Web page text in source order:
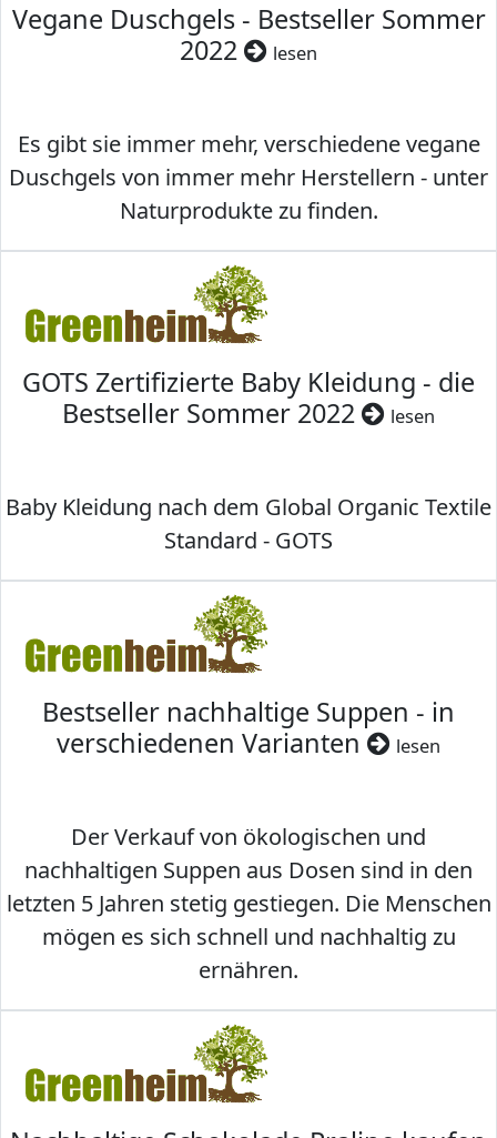
Vegane Duschgels - Bestseller Sommer
2022
lesen
Es gibt sie immer mehr, verschiedene vegane
Duschgels von immer mehr Herstellern - unter
Naturprodukte zu finden.
GOTS Zertifizierte Baby Kleidung - die
Bestseller Sommer 2022
lesen
Baby Kleidung nach dem Global Organic Textile
Standard - GOTS
Bestseller nachhaltige Suppen - in
verschiedenen Varianten
lesen
Der Verkauf von ökologischen und
nachhaltigen Suppen aus Dosen sind in den
letzten 5 Jahren stetig gestiegen. Die Menschen
mögen es sich schnell und nachhaltig zu
ernähren.